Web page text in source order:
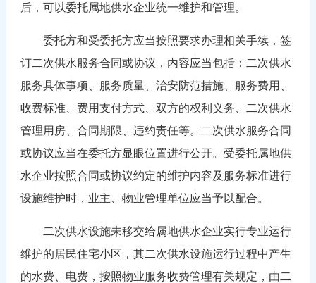
后，可以委托属地供水企业统一维护和管理。
委托方和受委托方应当按照要求办理相关手续，签
订二次供水服务合同或协议，内容应当包括：二次供水
服务具体事项、服务质量、治安防范措施、服务费用、
收费标准、费用支付方式、双方的权利义务、二次供水
管理用房、合同期限、违约责任等。二次供水服务合同
或协议应当在委托方显眼位置进行公开。受委托属地供
水企业按照合同或协议约定的维护内容及服务标准进行
设施维护时，业主、物业管理单位应当予以配合。
二次供水设施未移交给属地供水企业实行专业运行
维护的居民住宅小区，其二次供水设施运行过程中产生
的水费、电费，按照物业服务收费管理有关规定，由二